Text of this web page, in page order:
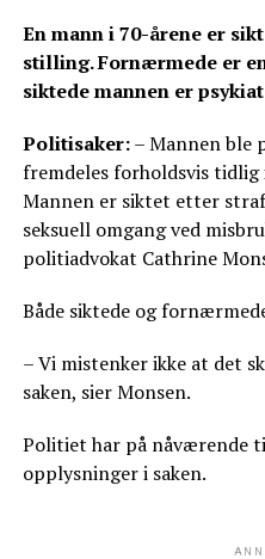
En mann i 70-årene er
stilling. Fornærmede er
siktede mannen er
Politisaker:– Mannen ble
fremdeles forholdsvis
Mannen er siktet etter
seksuell omgang ved
politiadvokat Cathrine
Både siktede og
– Vi mistenker ikke at det
saken, sier Monsen.
Politiet har på nåværende
opplysninger i saken.